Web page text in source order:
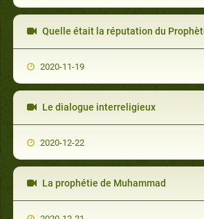
Quelle était la réputation du Prophète
2020-11-19
Le dialogue interreligieux
2020-12-22
La prophétie de Muhammad